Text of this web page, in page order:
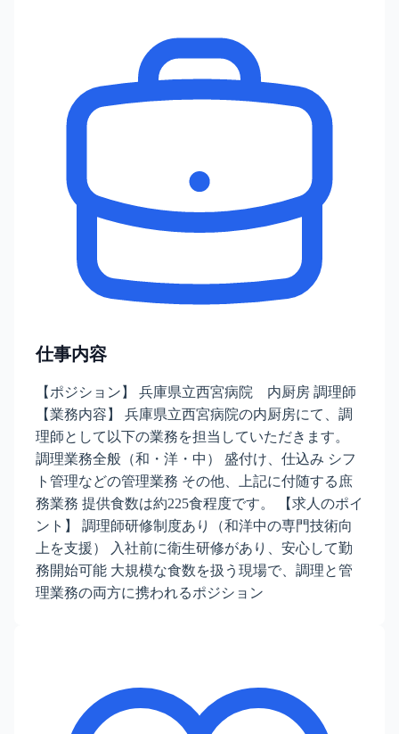
仕事内容
【ポジション】 兵庫県立西宮病院 内厨房 調理師
【業務内容】 兵庫県立西宮病院の内厨房にて、調
理師として以下の業務を担当していただきます。
調理業務全般（和・洋・中） 盛付け、仕込み シフ
ト管理などの管理業務 その他、上記に付随する庶
務業務 提供食数は約225食程度です。 【求人のポイ
ント】 調理師研修制度あり（和洋中の専門技術向
上を支援） 入社前に衛生研修があり、安心して勤
務開始可能 大規模な食数を扱う現場で、調理と管
理業務の両方に携われるポジション